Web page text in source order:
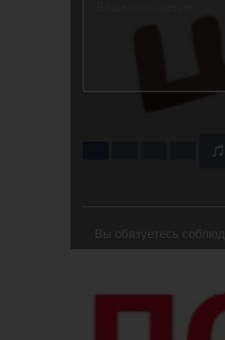
Вы обязуетесь